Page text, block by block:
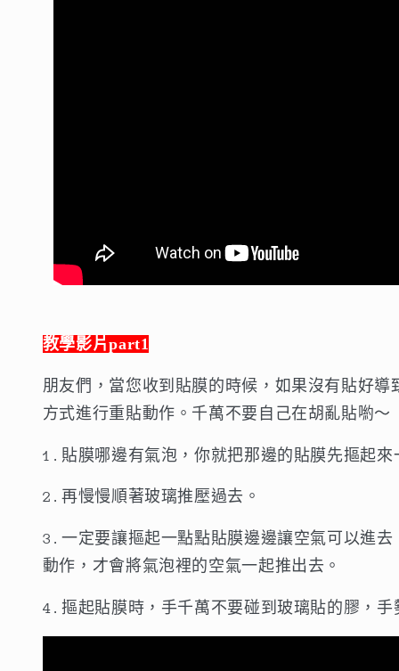
教學影片part1
朋友們，當您收到貼膜的時候，如果沒有貼好
方式進行重貼動作。千萬不要自己在胡亂貼喲～
1.貼膜哪邊有氣泡，你就把那邊的貼膜先摳起
2.再慢慢順著玻璃推壓過去。
3.一定要讓摳起一點點貼膜邊邊讓空氣可以進
動作，才會將氣泡裡的空氣一起推出去。
4.摳起貼膜時，手千萬不要碰到玻璃貼的膠，